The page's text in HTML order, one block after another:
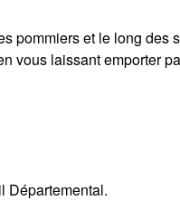
pommiers et le long des
vous laissant emporter
Départemental.